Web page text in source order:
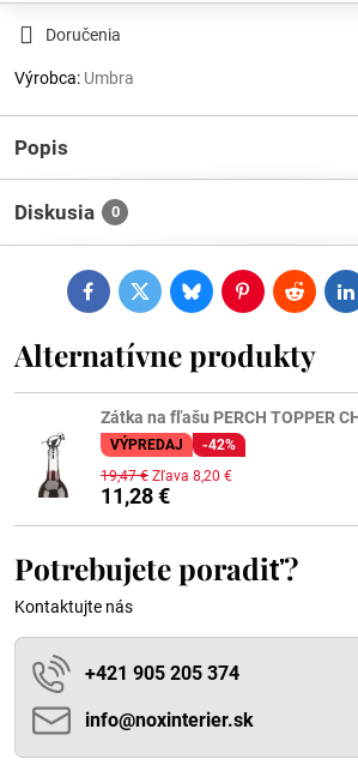
Doručenia
Výrobca: Umbra
Popis
Diskusia 0
FacebookTwitterBlueskyPinterestReddit
Alternatívne produkty
Zátka na fľašu PERCH TOPPER
VÝPREDAJ -42%
11,28 €
19,47 € Zľava 8,20 €
Potrebujete poradiť?
Kontaktujte nás
+421 905 205 374
info​@noxinterier​.sk